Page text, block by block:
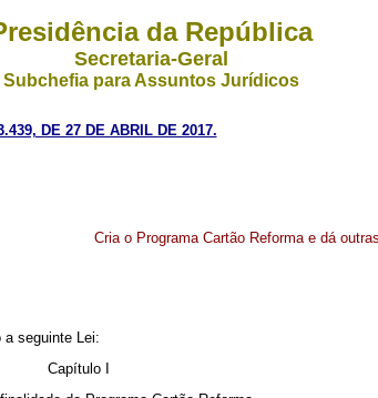
da República
Secretaria-Geral
Subchefia para Assuntos Jurídicos
DE 27 DE ABRIL DE 2017.
Cria o Programa Cartão Reforma e dá
a seguinte Lei:
Capítulo I